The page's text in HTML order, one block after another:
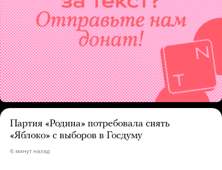
Партия «Родина» потребовала снять
«Яблоко» с выборов в Госдуму
6 минут назад